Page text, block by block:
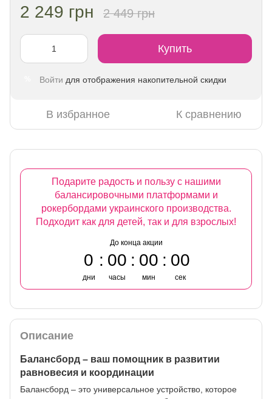
2 249 грн 2 449 грн
Купить
Войти для отображения накопительной скидки
В избранное К сравнению
Подарите радость и пользу с нашими
балансировочными платформами и
рокербордами украинского производства.
Подходит как для детей, так и для взрослых!
До конца акции
0
дни
00
часы
00
мин
00
сек
Описание
Балансборд – ваш помощник в развитии
равновесия и координации
Балансборд – это универсальное устройство, которое